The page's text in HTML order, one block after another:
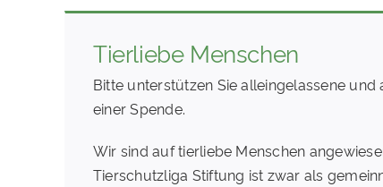
Tierliebe Menschen
Bitte unterstützen Sie alleingelassene und
einer Spende.
Wir sind auf tierliebe Menschen
Tierschutzliga Stiftung ist zwar als